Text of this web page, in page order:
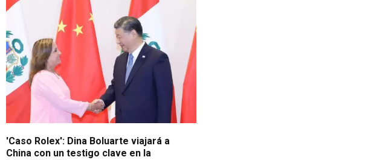
'Caso Rolex': Dina Boluarte viajará a
China con un testigo clave en la